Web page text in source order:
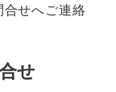
合せへご連絡
せ